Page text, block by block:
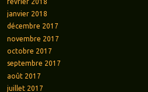
janvier 2018
décembre 2017
novembre 2017
octobre 2017
septembre 2017
août 2017
juillet 2017